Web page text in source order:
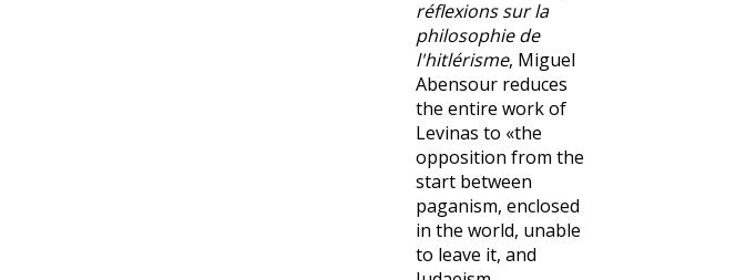
réflexions sur la
philosophie de
l'hitlérisme, Miguel
Abensour reduces
the entire work of
Levinas to «the
opposition from the
start between
paganism, enclosed
in the world, unable
to leave it, and